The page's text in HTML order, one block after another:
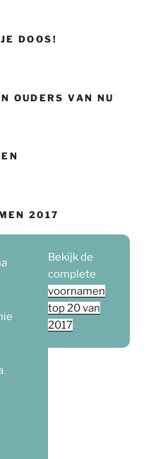
DOOS!
OUDERS VAN NU
2017
Bekijk de
complete
voornamen
top 20 van
2017